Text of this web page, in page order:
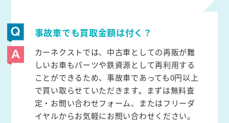
事故車でも買取金額は付く？
カーネクストでは、中古車としての再販が難
しいお車もパーツや鉄資源として再利用する
ことができるため、事故車であっても0円以上
で買い取らせていただきます。まずは無料査
定・お問い合わせフォーム、またはフリーダ
イヤルからお気軽にお問い合わせください。